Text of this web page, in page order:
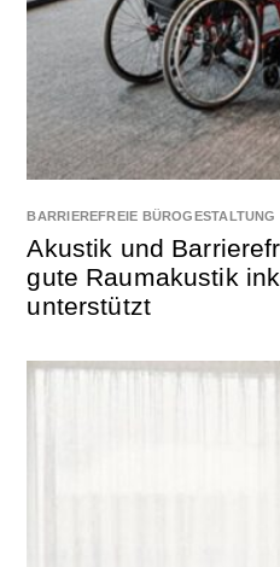
BARRIEREFREIE BÜROGESTALTUNG
Akustik und
gute Raumakustik
unterstützt